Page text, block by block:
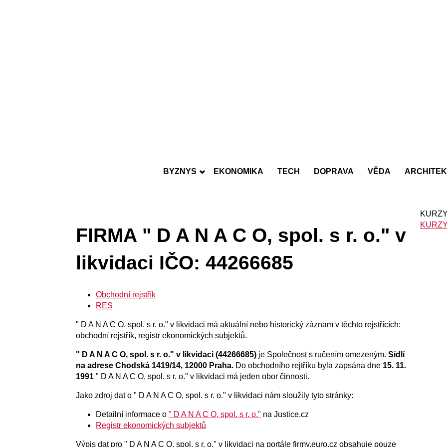
BYZNYS EKONOMIKA TECH DOPRAVA VĚDA
FIRMA " D A N A C O, spol. s r. o." v
likvidaci IČO: 44266685
Obchodní rejstřík
RES
" D A N A C O, spol. s r. o." v likvidaci má aktuální nebo historický záznam v těchto rejstřících:
obchodní rejstřík, registr ekonomických subjektů.
" D A N A C O, spol. s r. o." v likvidaci (44266685) je Společnost s ručením omezeným. Sídlí
na adrese Chodská 1419/14, 12000 Praha. Do obchodního rejtříku byla zapsána dne 15. 11.
1991 " D A N A C O, spol. s r. o." v likvidaci má jeden obor činnosti.
Jako zdroj dat o " D A N A C O, spol. s r. o." v likvidaci nám sloužily tyto stránky:
Detailní informace o " D A N A C O, spol. s r. o." na Justice.cz
Registr ekonomických subjektů
Výpis dat pro " D A N A C O, spol. s r. o." v likvidaci na portále firmy.euro.cz obsahuje pouze